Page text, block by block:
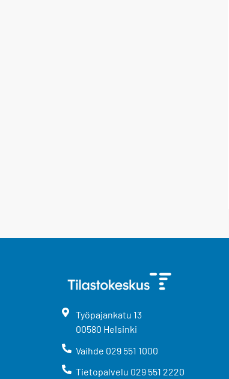
Työpajankatu 13
00580 Helsinki
Vaihde 029 551 1000
Tietopalvelu 029 551 2220